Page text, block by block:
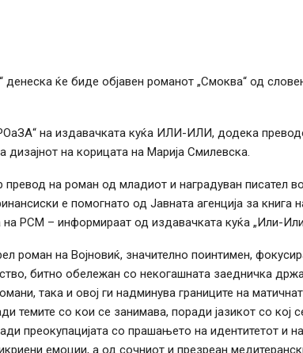
ќе биде објавен романот „Смоква“ од
на издавачката куќа ИЛИ-ИЛИ, додека
дизајнот на корицата на Марија Смилевска.
превод на роман од младиот и наградуван писател
е помогнато од Јавната агенција за книга
на РСМ – информираат од издавачката куќа „Или-
роман на Војновиќ, значително поинтимен,
битно обележан со некогашната заедничка
така и овој ги надминува границите на
темите со кои се занимава, поради јазикот со кој
преокупацијата со прашањето на идентитетот и
емоции, а од сочниот и презреан